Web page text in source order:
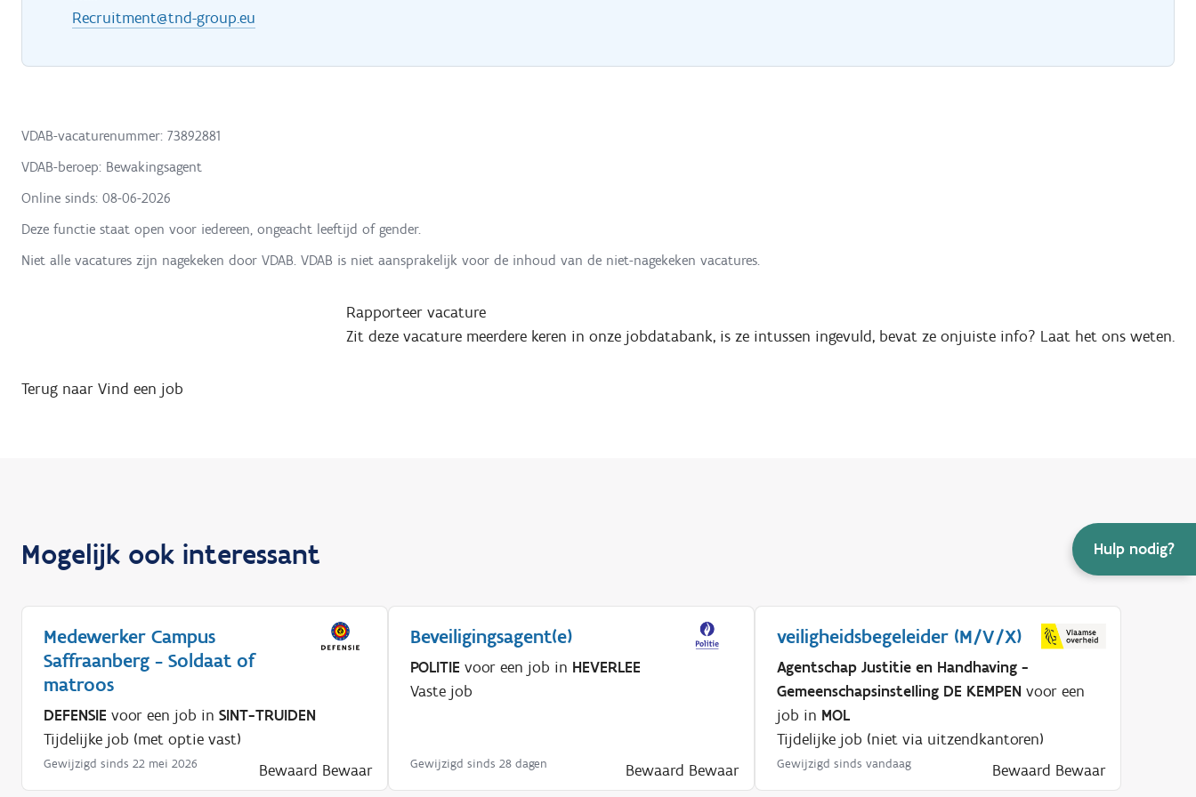
Hulp nodig?
Recruitment@tnd-group.eu
VDAB-vacaturenummer: 73892881
VDAB-beroep: Bewakingsagent
Online sinds: 08-06-2026
Deze functie staat open voor iedereen, ongeacht leeftijd of gender.
Niet alle vacatures zijn nagekeken door VDAB. VDAB is niet aansprakelijk voor de inhoud van de niet-nagekeken vacatures.
Rapporteer vacature
Zit deze vacature meerdere keren in onze jobdatabank, is ze intussen ingevuld, bevat ze onjuiste info? Laat het ons weten.
Terug naar Vind een job
Mogelijk ook interessant
Medewerker Campus
Saffraanberg - Soldaat of
matroos
DEFENSIE voor een job in SINT-TRUIDEN
Tijdelijke job (met optie vast)
Gewijzigd sinds 22 mei 2026 Bewaard Bewaar
Beveiligingsagent(e)
POLITIE voor een job in HEVERLEE
Vaste job
Gewijzigd sinds 28 dagen Bewaard Bewaar
veiligheidsbegeleider (M/V/X)
Agentschap Justitie en Handhaving -
GemeenschapsinsteIling DE KEMPEN voor een
job in MOL
Tijdelijke job (niet via uitzendkantoren)
Gewijzigd sinds vandaag Bewaard Bewaar